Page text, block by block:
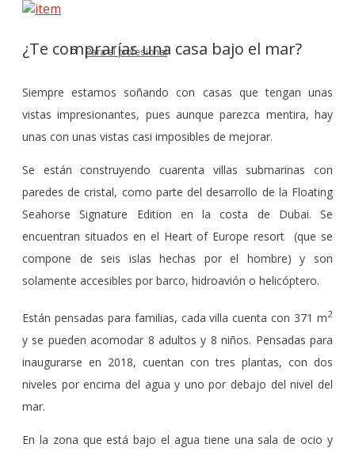
Para el profesional
¿Te comprarías una casa bajo el mar?
Siempre estamos soñando con casas que tengan unas
vistas impresionantes, pues aunque parezca mentira, hay
unas con unas vistas casi imposibles de mejorar.
Se están construyendo cuarenta villas submarinas con
paredes de cristal, como parte del desarrollo de la Floating
Seahorse Signature Edition en la costa de Dubai. Se
encuentran situados en el Heart of Europe resort (que se
compone de seis islas hechas por el hombre) y son
solamente accesibles por barco, hidroavión o helicóptero.
Están pensadas para familias, cada villa cuenta con 371 m2
y se pueden acomodar 8 adultos y 8 niños. Pensadas para
inaugurarse en 2018, cuentan con tres plantas, con dos
niveles por encima del agua y uno por debajo del nivel del
mar.
En la zona que está bajo el agua tiene una sala de ocio y